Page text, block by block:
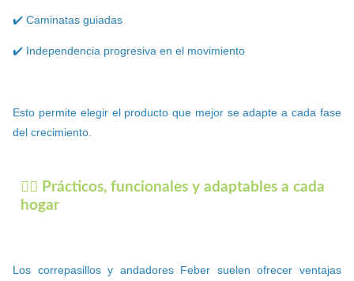
✔️ Caminatas guiadas
✔️ Independencia progresiva en el movimiento
Esto permite elegir el producto que mejor se adapte a cada fase
del crecimiento.
🚶‍♂️ Prácticos, funcionales y adaptables a cada
hogar
Los correpasillos y andadores Feber suelen ofrecer ventajas